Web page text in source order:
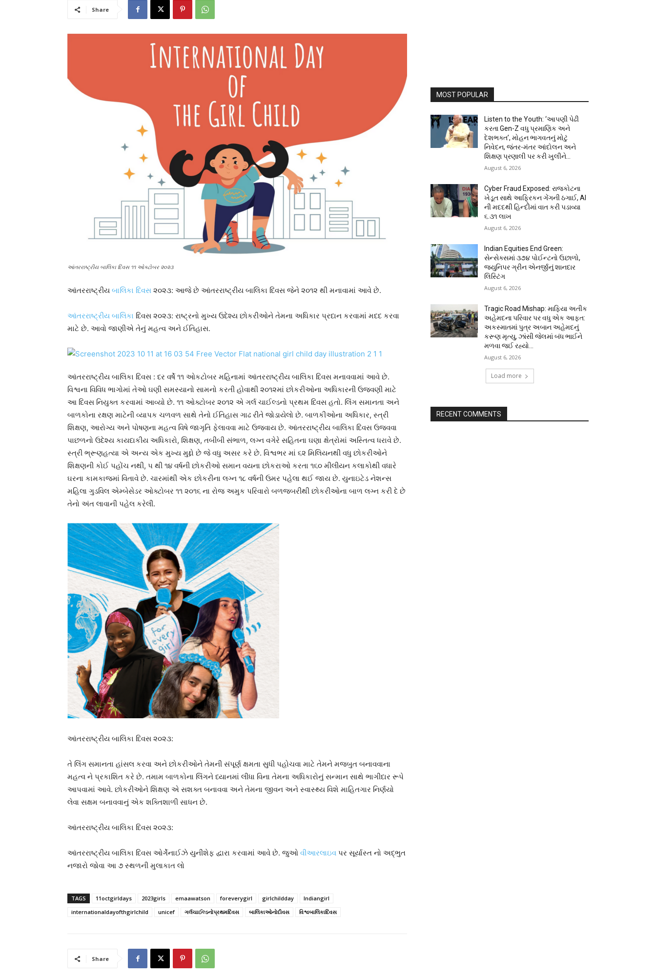
Share
આંતરરાષ્ટ્રીય બાલિકા દિવસ ૧૧ ઓક્ટોબર ૨૦૨૩
આંતરરાષ્ટ્રીય બાલિકા દિવસ ૨૦૨૩: આજે છે આંતરરાષ્ટ્રીય બાલિકા દિવસ જેને ૨૦૧૨ થી મનાવામાં આવે છે.
આંતરરાષ્ટ્રીય બાલિકા દિવસ ૨૦૨૩: રાષ્ટ્રનો મુખ્ય ઉદેશ્ય છોકરીઓને તેમના અધિકાર પ્રદાન કરવામાં મદદ કરવા
માટે છે. આવો જાણીએ તેનું મહત્વ અને ઈતિહાસ.
આંતરરાષ્ટ્રીય બાલિકા દિવસ : દર વર્ષે ૧૧ ઓકટોબર મહિનામાં આંતરરાષ્ટ્રીય બાલિકા દિવસ મનાવવામાં આવે છે.
વિશ્વના વિવિધ ભાગોમાં તેઓ ઘણી સમસ્યાનો સામનો કરતી હોવાથી ૨૦૧૨માં છોકરીઓના અધિકારની ઉજવણી માટે
આ દિવસ નિયુક્ત કરવામાં આવ્યો છે. ૧૧ ઓક્ટોબર ૨૦૧૨ એ ગર્લ ચાઈલ્ડનો પ્રથમ દિવસ હતો. લિંગ સમાનતા અને
બાળકોના રક્ષણ માટેની વ્યાપક ચળવળ સાથે તેનો ઈતિહાસ ગાઢ રીતે જોડાયેલો છે. બાળકીઓના અધિકાર, સ્ત્રી
શિક્ષણ, આરોગ્ય અને પોષણના મહત્વ વિષે જાગૃતિ ફેલાવવા માટે ઉજવાય છે. આંતરરાષ્ટ્રીય બાલિકા દિવસ ઉજવવા
પાછળનો ઉદેશ્ય કાયદાકીય અધિકારો, શિક્ષણ, તબીબી સંભાળ, લગ્ન વગેરે સહિતના ઘણા ક્ષેત્રોમાં અસ્તિત્વ ધરાવે છે.
સ્ત્રી ભ્રૂણહત્યા એ અન્ય એક મુખ્ય મુદ્દો છે જે વધુ અસર કરે છે. વિશ્વભર માં ૬૨ મિલિયનથી વધુ છોકરીઓને
શિક્ષણની કોઈ પહોંચ નથી, ૫ થી ૧૪ વર્ષની છોકરીઓ સમાન વયના છોકરાઓ કરતા ૧૬૦ મીલીયન કલાકોથી વધારે
ઘરના કામકાજમાં વિતાવે છે. ચારમાંથી એક છોકરીના લગ્ન ૧૮ વર્ષની ઉમર પહેલા થઈ જાય છે. યુનાઇટેડ નેશન્સ
મહિલા ગુડવિલ એમ્બેસેડર ઓક્ટોબર ૧૧ ૨૦૧૬ ના રોજ અમુક પરિવારો બળજબરીથી છોકરીઓના બાળ લગ્ન કરી દે છે
તેનો અંત લાવાની પહેલ કરેલી.
આંતરરાષ્ટ્રીય બાલિકા દિવસ ૨૦૨૩:
તે લિંગ સમાનતા હાંસલ કરવા અને છોકરીઓને તેમની સંપૂર્ણ ક્ષમતા સુધી પહોચવા માટે તેમને મજબુત બનાવવાના
મહત્વ ને પ્રકાશિત કરે છે. તમામ બાળકોના લિંગને ધ્યાનમાં લીધા વિના તેમના અધિકારોનું સન્માન સાથે ભાગીદાર રૂપે
આપવામાં આવે. છોકરીઓને શિક્ષણ એ સશક્ત બનાવવા અને તેમના જીવન અને સ્વાસ્થ્ય વિશે માહિતગાર નિર્ણયો
લેવા સક્ષમ બનાવવાનું એક શક્તિશાળી સાધન છે.
આંતરરાષ્ટ્રીય બાલિકા દિવસ ૨૦૨૩:
આંતરરાષ્ટ્રીય બાલિકા દિવસ ઓર્ગેનાઈઝે યુનીશેફ દ્વારા કરવામાં આવે છે. જુઓ વીઆરલાઇવ પર સૂર્યાસ્ત નો અદ્ભુત
નજારો જોવા આ ૭ સ્થળની મુલાકાત લો
TAGS 11octgirldays 2023girls emaawatson foreverygirl girlchildday
Indiangirl
internationaldayofthgirlchild
unicef ગર્લચાઈલ્ડનોપ્રથમદિવસ બાલિકાઓનોદીવસ વિશ્વબાલિકાદિવસ
Share
MOST POPULAR
Listen to the Youth: ‘આપણી પેઢી
કરતા Gen-Z વધુ પ્રમાણિક અને
દેશભક્ત’, મોહન ભાગવતનું મોટું
નિવેદન, જંતર-મંતર આંદોલન અને
શિક્ષણ પ્રણાલી પર કરી ખુલીને...
August 6, 2026
Cyber Fraud Exposed: રાજકોટના
ખેડૂત સાથે આફ્રિકન ગેંગની ઠગાઈ, AI
ની મદદથી હિન્દીમાં વાત કરી પડાવ્યા
₹૬.૩૧ લાખ
August 6, 2026
Indian Equities End Green:
સેન્સેક્સમાં ૩૭૪ પોઈન્ટનો ઉછાળો,
જ્યુનિપર ગ્રીન એનર્જીનું શાનદાર
લિસ્ટિંગ
August 6, 2026
Tragic Road Mishap: માફિયા અતીક
અહેમદના પરિવાર પર વધુ એક આફત:
અકસ્માતમાં પુત્ર અબાન અહેમદનું
કરૂણ મૃત્યુ, ઝાંસી જેલમાં બંધ ભાઈને
મળવા જઈ રહ્યો...
August 6, 2026
Load more
RECENT COMMENTS